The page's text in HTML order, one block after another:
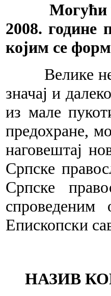
Могући
2008.
којим се
Велике
значај и
из мале
предохране,
наговештај
Српске
Српске
спроведеним
Епископски
НАЗИВ